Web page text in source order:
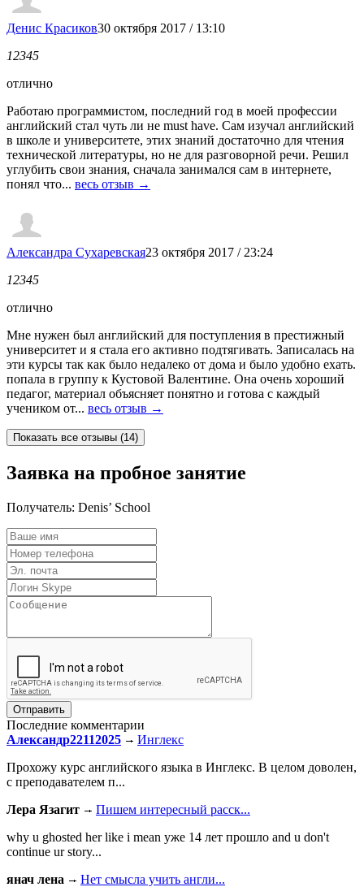
Денис Красиков30 октября 2017 / 13:10
12345
отлично
Работаю программистом, последний год в моей профессии
английский стал чуть ли не must have. Сам изучал английский
в школе и университете, этих знаний достаточно для чтения
технической литературы, но не для разговорной речи. Решил
углубить свои знания, сначала занимался сам в интернете,
понял что... весь отзыв →
Александра Сухаревская23 октября 2017 / 23:24
12345
отлично
Мне нужен был английский для поступления в престижный
университет и я стала его активно подтягивать. Записалась на
эти курсы так как было недалеко от дома и было удобно ехать.
попала в группу к Кустовой Валентине. Она очень хороший
педагог, материал объясняет понятно и готова с каждый
учеником от... весь отзыв →
Заявка на пробное занятие
Получатель: Denis’ School
Последние комментарии
Александр22112025
Инглекс
Прохожу курс английского языка в Инглекс. В целом доволен,
с преподавателем п...
Лера Язагит
Пишем интересный расск...
why u ghosted her like i mean уже 14 лет прошло and u don't
continue ur story...
янач лена
Нет смысла учить англи...